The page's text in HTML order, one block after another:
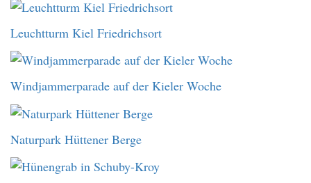
Leuchtturm Kiel Friedrichsort
Windjammerparade auf der Kieler Woche
Naturpark Hüttener Berge